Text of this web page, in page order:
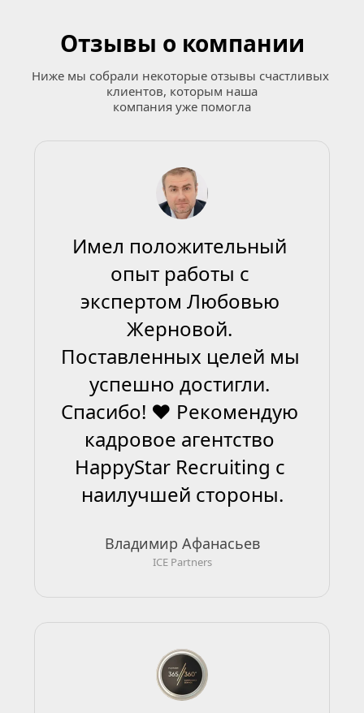
Отзывы о компании
Ниже мы собрали некоторые отзывы счастливых
клиентов, которым наша
компания уже помогла
Имел положительный
опыт работы с
экспертом Любовью
Жерновой.
Поставленных целей мы
успешно достигли.
Спасибо! ❤ Рекомендую
кадровое агентство
HappyStar Recruiting с
наилучшей стороны.
Владимир Афанасьев
ICE Partners